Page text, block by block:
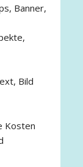
Banner,
Bild
Kosten